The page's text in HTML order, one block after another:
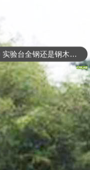
实验台全钢还是钢木的好啊？